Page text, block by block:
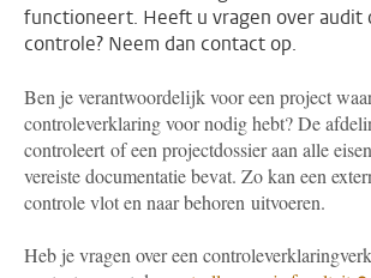
functioneert. Heeft u vragen over audit
controle? Neem dan contact op.
Ben je verantwoordelijk voor een project
controleverklaring voor nodig hebt? De
controleert of een projectdossier aan alle
vereiste documentatie bevat. Zo kan een
controle vlot en naar behoren uitvoeren.
Heb je vragen over een